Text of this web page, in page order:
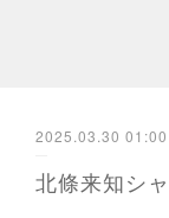
2025.03.30 01:00
北條来知シ